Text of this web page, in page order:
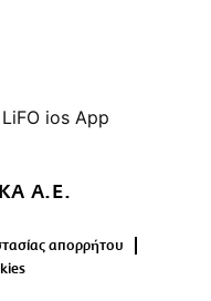
Α.Ε.
απορρήτου